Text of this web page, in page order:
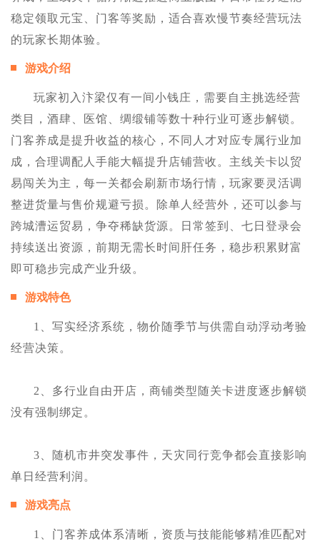
稳定领取元宝、门客等奖励，适合喜欢慢节奏经营玩法
的玩家长期体验。
游戏介绍
玩家初入汴梁仅有一间小钱庄，需要自主挑选经营
类目，酒肆、医馆、绸缎铺等数十种行业可逐步解锁。
门客养成是提升收益的核心，不同人才对应专属行业加
成，合理调配人手能大幅提升店铺营收。主线关卡以贸
易闯关为主，每一关都会刷新市场行情，玩家要灵活调
整进货量与售价规避亏损。除单人经营外，还可以参与
跨城漕运贸易，争夺稀缺货源。日常签到、七日登录会
持续送出资源，前期无需长时间肝任务，稳步积累财富
即可稳步完成产业升级。
游戏特色
1、写实经济系统，物价随季节与供需自动浮动考验
经营决策。
2、多行业自由开店，商铺类型随关卡进度逐步解锁
没有强制绑定。
3、随机市井突发事件，天灾同行竞争都会直接影响
单日经营利润。
游戏亮点
1、门客养成体系清晰，资质与技能能够精准匹配对